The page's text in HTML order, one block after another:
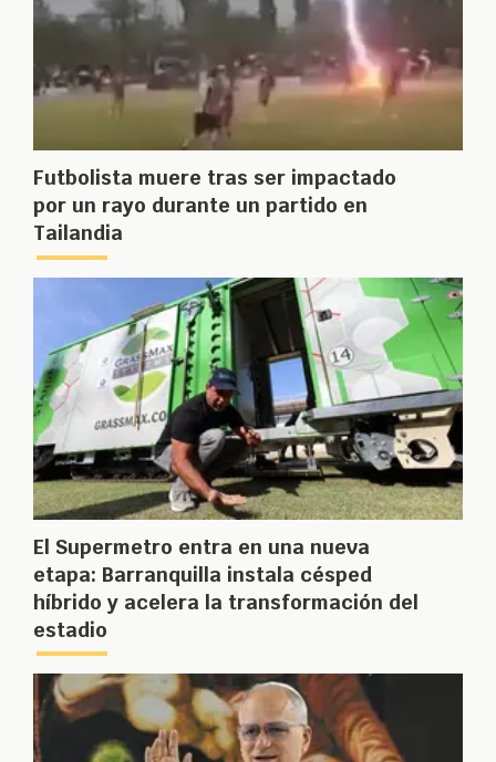
Futbolista muere tras ser impactado
por un rayo durante un partido en
Tailandia
El Supermetro entra en una nueva
etapa: Barranquilla instala césped
híbrido y acelera la transformación del
estadio